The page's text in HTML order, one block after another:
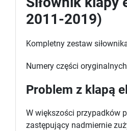
2011-2019)
Kompletny zestaw
Numery części
Problem z klapą
W większości przypadków
zastępujący nadmiernie